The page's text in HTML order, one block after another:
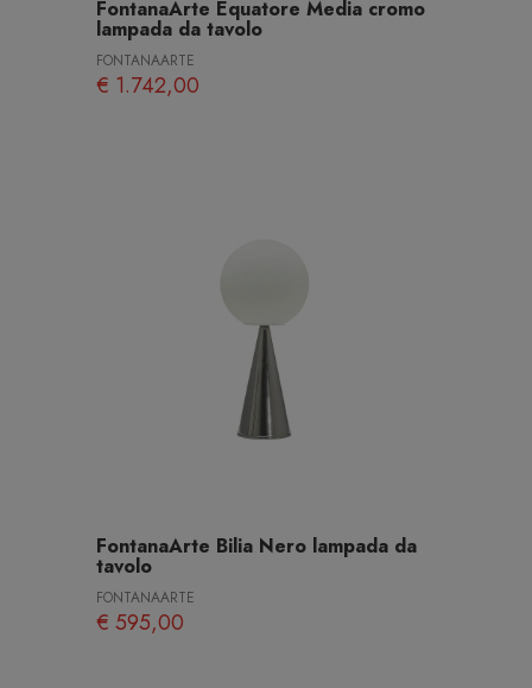
FontanaArte Equatore Media cromo
lampada da tavolo
FONTANAARTE
€ 1.742,00
FontanaArte Bilia Nero lampada da
tavolo
FONTANAARTE
€ 595,00